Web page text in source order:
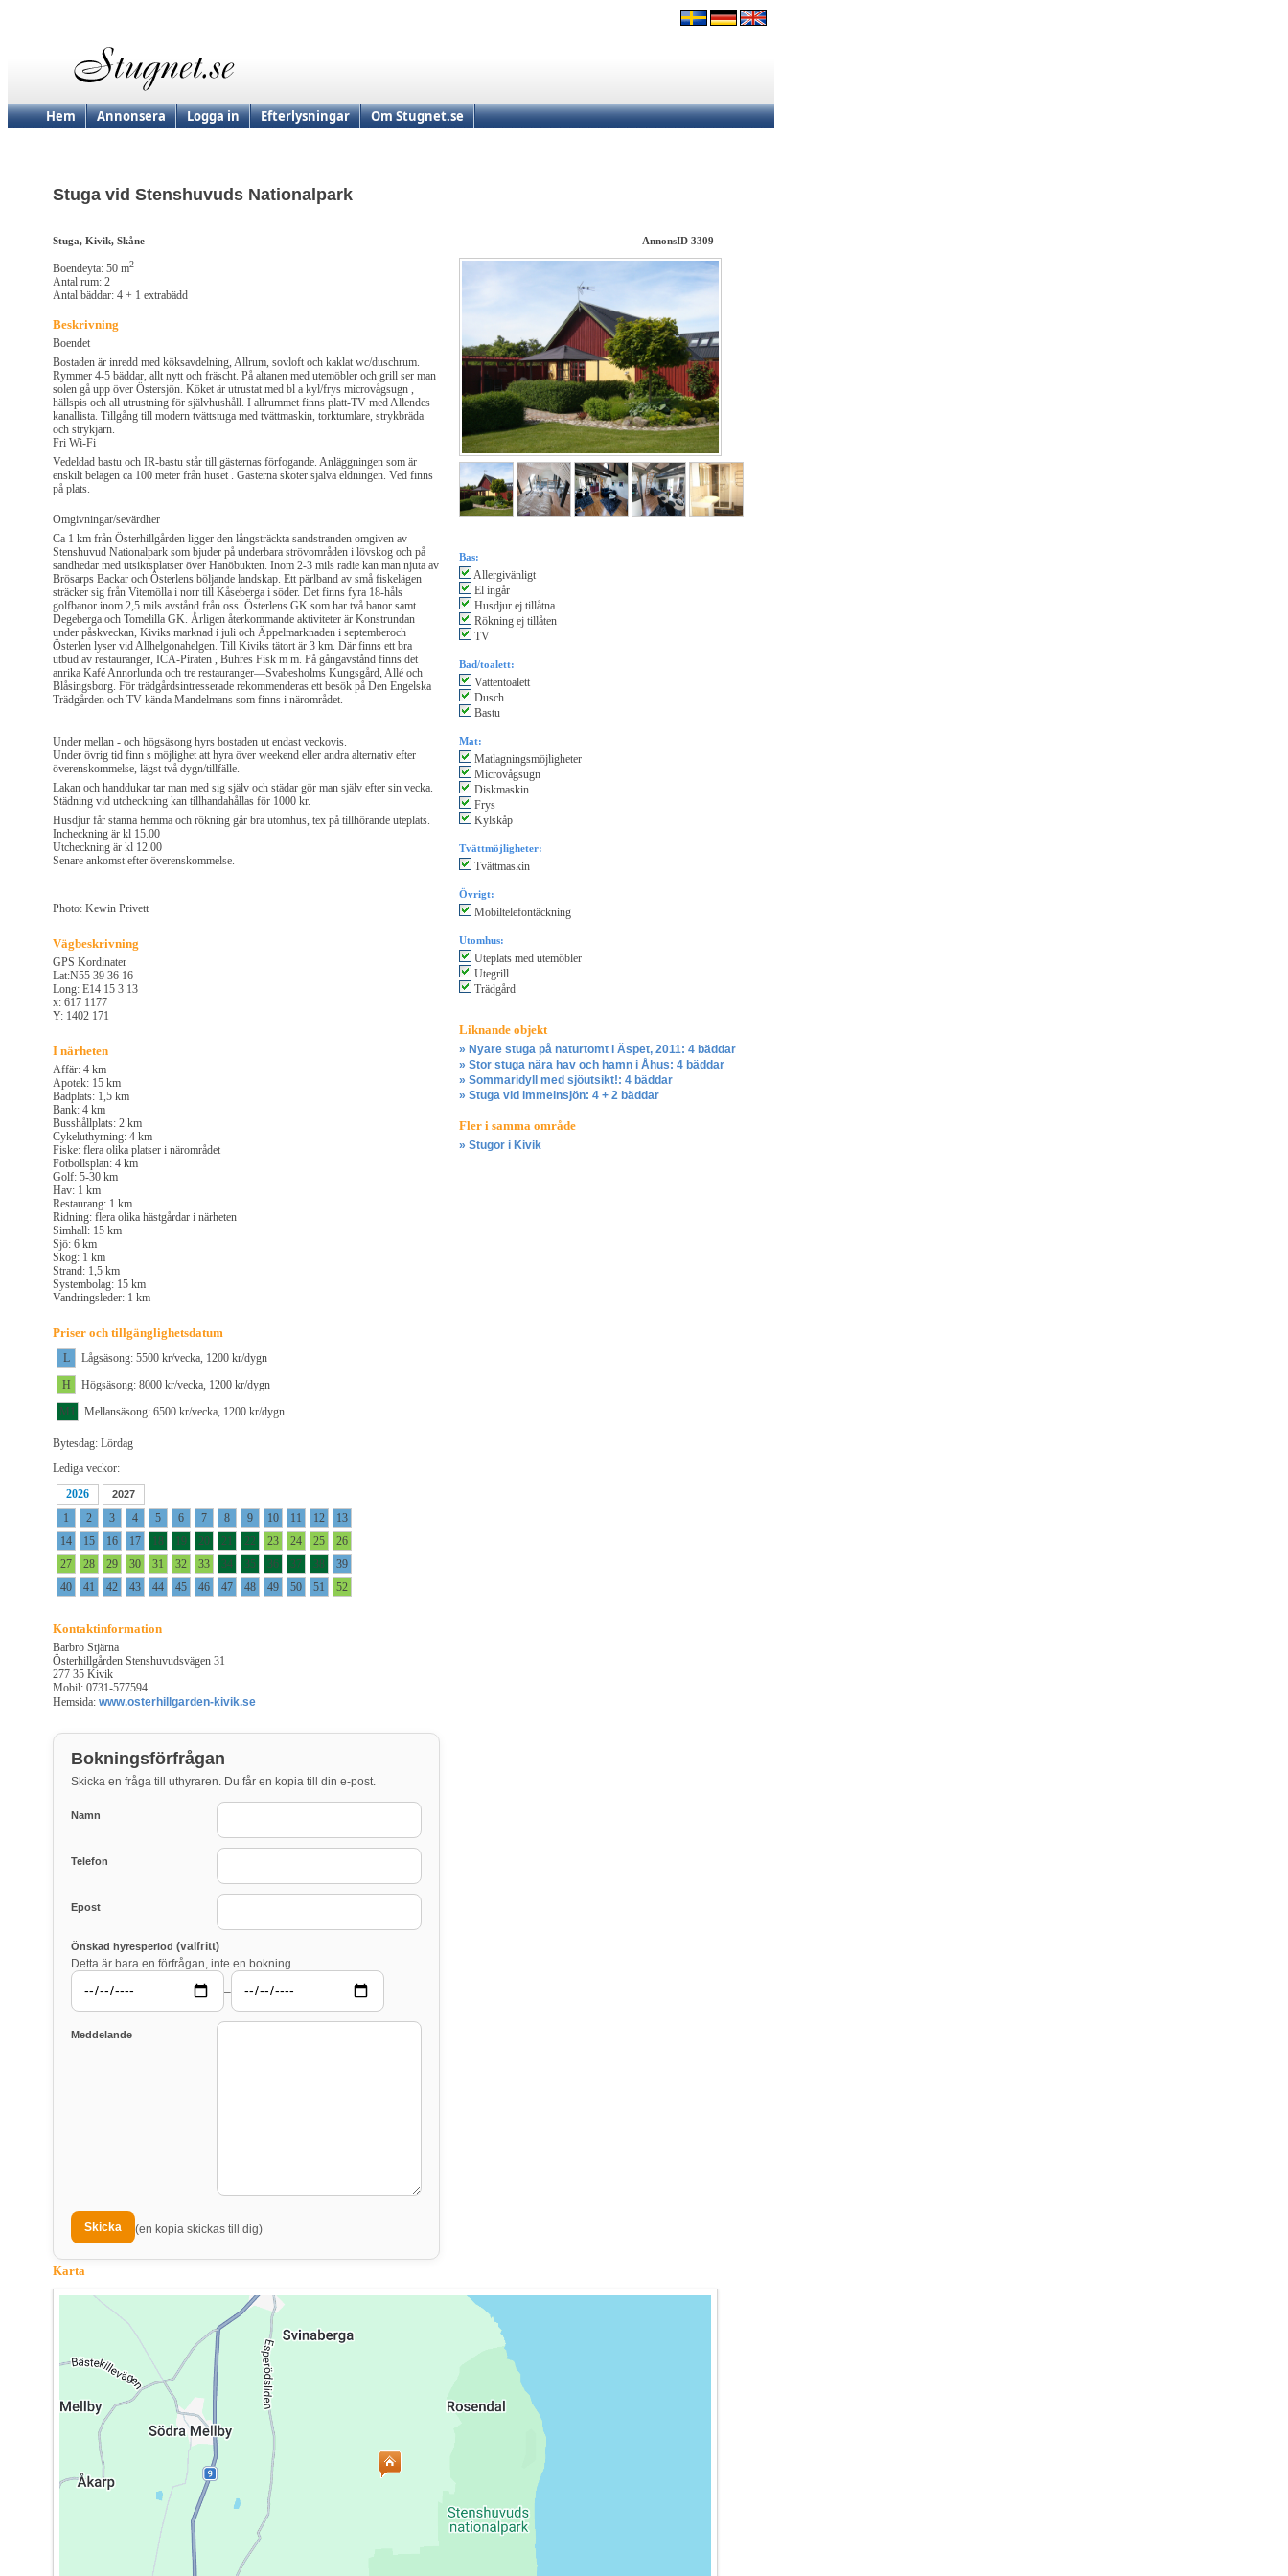
Hem Annonsera Logga in Efterlysningar Om Stugnet.se
Stuga vid Stenshuvuds Nationalpark
Stuga, Kivik, Skåne AnnonsID 3309
Boendeyta: 50 m2
Antal rum: 2
Antal bäddar: 4 + 1 extrabädd
Beskrivning
Boendet
Bostaden är inredd med köksavdelning, Allrum, sovloft och kaklat wc/duschrum.
Rymmer 4-5 bäddar, allt nytt och fräscht. På altanen med utemöbler och grill ser man
solen gå upp över Östersjön. Köket är utrustat med bl a kyl/frys microvågsugn ,
hällspis och all utrustning för självhushåll. I allrummet finns platt-TV med Allendes
kanallista. Tillgång till modern tvättstuga med tvättmaskin, torktumlare, strykbräda
och strykjärn.
Fri Wi-Fi
Vedeldad bastu och IR-bastu står till gästernas förfogande. Anläggningen som är
enskilt belägen ca 100 meter från huset . Gästerna sköter själva eldningen. Ved finns
på plats.
Omgivningar/sevärdher
Ca 1 km från Österhillgården ligger den långsträckta sandstranden omgiven av
Stenshuvud Nationalpark som bjuder på underbara strövområden i lövskog och på
sandhedar med utsiktsplatser över Hanöbukten. Inom 2-3 mils radie kan man njuta av
Brösarps Backar och Österlens böljande landskap. Ett pärlband av små fiskelägen
sträcker sig från Vitemölla i norr till Kåseberga i söder. Det finns fyra 18-håls
golfbanor inom 2,5 mils avstånd från oss. Österlens GK som har två banor samt
Degeberga och Tomelilla GK. Årligen återkommande aktiviteter är Konstrundan
under påskveckan, Kiviks marknad i juli och Äppelmarknaden i septemberoch
Österlen lyser vid Allhelgonahelgen. Till Kiviks tätort är 3 km. Där finns ett bra
utbud av restauranger, ICA-Piraten , Buhres Fisk m m. På gångavstånd finns det
anrika Kafé Annorlunda och tre restauranger—Svabesholms Kungsgård, Allé och
Blåsingsborg. För trädgårdsintresserade rekommenderas ett besök på Den Engelska
Trädgården och TV kända Mandelmans som finns i närområdet.
Under mellan - och högsäsong hyrs bostaden ut endast veckovis.
Under övrig tid finn s möjlighet att hyra över weekend eller andra alternativ efter
överenskommelse, lägst två dygn/tillfälle.
Lakan och handdukar tar man med sig själv och städar gör man själv efter sin vecka.
Städning vid utcheckning kan tillhandahållas för 1000 kr.
Husdjur får stanna hemma och rökning går bra utomhus, tex på tillhörande uteplats.
Incheckning är kl 15.00
Utcheckning är kl 12.00
Senare ankomst efter överenskommelse.
Photo: Kewin Privett
Vägbeskrivning
GPS Kordinater
Lat:N55 39 36 16
Long: E14 15 3 13
x: 617 1177
Y: 1402 171
I närheten
Affär: 4 km
Apotek: 15 km
Badplats: 1,5 km
Bank: 4 km
Busshållplats: 2 km
Cykeluthyrning: 4 km
Fiske: flera olika platser i närområdet
Fotbollsplan: 4 km
Golf: 5-30 km
Hav: 1 km
Restaurang: 1 km
Ridning: flera olika hästgårdar i närheten
Simhall: 15 km
Sjö: 6 km
Skog: 1 km
Strand: 1,5 km
Systembolag: 15 km
Vandringsleder: 1 km
Priser och tillgänglighetsdatum
L
Lågsäsong: 5500 kr/vecka, 1200 kr/dygn
H
Högsäsong: 8000 kr/vecka, 1200 kr/dygn
M1
Mellansäsong: 6500 kr/vecka, 1200 kr/dygn
Bytesdag: Lördag
Lediga veckor:
2026
2027
1 2 3 4 5 6 7 8 9 10 11 12
13
14
15 16 17 18 19 20 21 22 23 24 25
26
27
28 29 30 31 32 33 34 35 36 37 38
39
40
41 42 43 44 45 46 47 48 49 50 51 52
Kontaktinformation
Barbro Stjärna
Österhillgården Stenshuvudsvägen 31
277 35 Kivik
Mobil: 0731-577594
Hemsida: www.osterhillgarden-kivik.se
Bokningsförfrågan
Skicka en fråga till uthyraren. Du får en kopia till din e-post.
Namn
Telefon
Epost
Önskad hyresperiod (valfritt)
Detta är bara en förfrågan, inte en bokning.
–
Meddelande
(en kopia skickas till dig)
Bas:
Allergivänligt
El ingår
Husdjur ej tillåtna
Rökning ej tillåten
TV
Bad/toalett:
Vattentoalett
Dusch
Bastu
Mat:
Matlagningsmöjligheter
Microvågsugn
Diskmaskin
Frys
Kylskåp
Tvättmöjligheter:
Tvättmaskin
Övrigt:
Mobiltelefontäckning
Utomhus:
Uteplats med utemöbler
Utegrill
Trädgård
Liknande objekt
» Nyare stuga på naturtomt i Äspet, 2011: 4 bäddar
» Stor stuga nära hav och hamn i Åhus: 4 bäddar
» Sommaridyll med sjöutsikt!: 4 bäddar
» Stuga vid immelnsjön: 4 + 2 bäddar
Fler i samma område
» Stugor i Kivik
Karta